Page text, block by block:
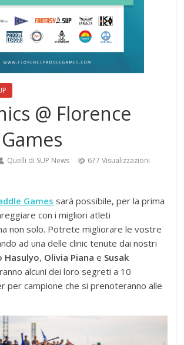
@ Florence
Quelli di SUP News
677 Visualizzazioni
Games sarà possibile, per la prima
con i migliori atleti
non solo. Potrete migliorare le vostre
ad una delle clinic tenute dai nostri
Hasulyo, Olivia Piana e Susak
alcuni dei loro segreti a 10
per campione che si prenoteranno alle